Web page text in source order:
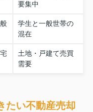
要集中
学生と一般世帯の
混在
土地・戸建て売買
需要
たい不動産売却